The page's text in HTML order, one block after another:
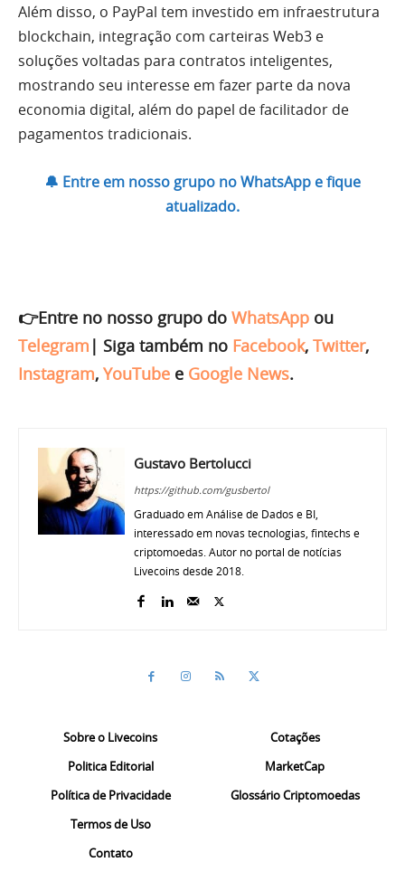
Além disso, o PayPal tem investido em infraestrutura
blockchain, integração com carteiras Web3 e
soluções voltadas para contratos inteligentes,
mostrando seu interesse em fazer parte da nova
economia digital, além do papel de facilitador de
pagamentos tradicionais.
🔔 Entre em nosso grupo no WhatsApp e fique
atualizado.
👉Entre no nosso grupo do WhatsApp ou
Telegram | Siga também no Facebook, Twitter,
Instagram, YouTube e Google News.
Gustavo Bertolucci
https://github.com/gusbertol
Graduado em Análise de Dados e BI,
interessado em novas tecnologias, fintechs e
criptomoedas. Autor no portal de notícias
Livecoins desde 2018.
Sobre o Livecoins
Politica Editorial
Política de Privacidade
Termos de Uso
Contato
Cotações
MarketCap
Glossário Criptomoedas